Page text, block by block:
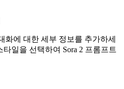
화에 대한 세부 정보를 추가하세
일을 선택하여 Sora 2 프롬프트